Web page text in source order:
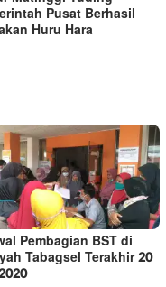
Pusat Berhasil
Huru Hara
Pembagian BST di
Tabagsel Terakhir 20